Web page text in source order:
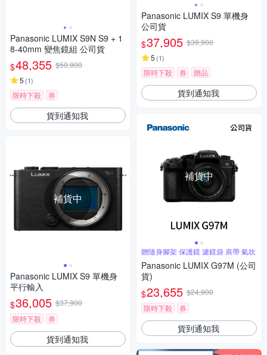
Panasonic LUMIX S9N S9 + 1
8-40mm 變焦鏡組 公司貨
$48,355 $50,900
5 (1)
限時下殺 券
貨到通知我
補貨中
Panasonic LUMIX S9 單機身
平行輸入
$36,005 $37,900
限時下殺
券
貨到通知我
Panasonic LUMIX S9 單機身
公司貨
$37,905 $39,900
5 (1)
限時下殺 券 贈品
貨到通知我
補貨中
贈隨身腳架 保護鏡 濾鏡袋 肩帶 氣吹
Panasonic LUMIX G97M (公司
貨)
$23,655 $24,900
限時下殺
券
貨到通知我